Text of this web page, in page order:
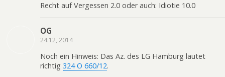
Recht auf Vergessen 2.0 oder auch: Idiotie 10.0
OG
24.12, 2014
Noch ein Hinweis: Das Az. des LG Hamburg lautet
richtig 324 O 660/12.